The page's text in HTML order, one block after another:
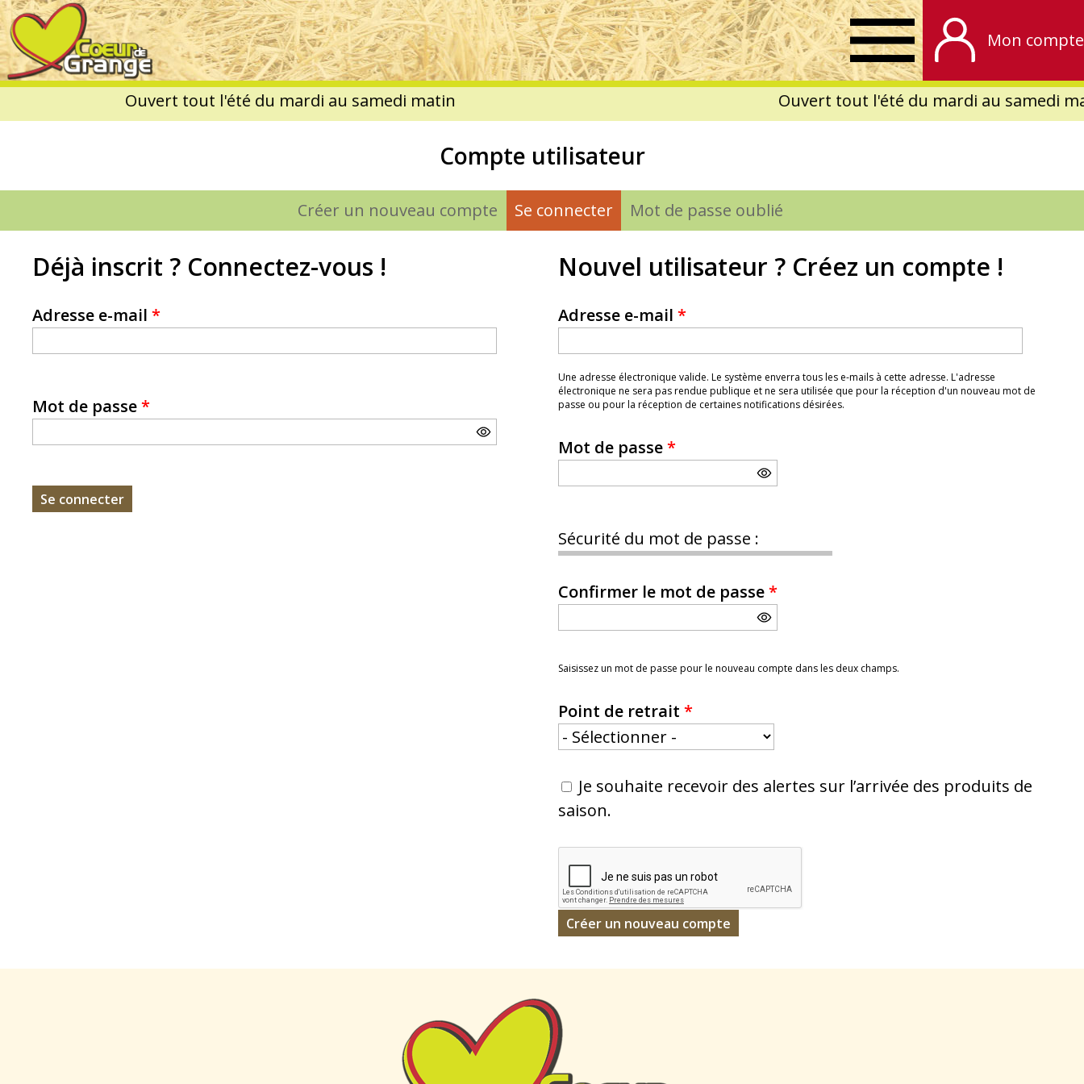
Coeur
de
Grange
Mon compte
Ouvert tout l'été du mardi au samedi
Compte utilisateur
Onglets
principaux
Créer un nouveau compte Se connecter(onglet actif)
Mot de passe oublié
Déjà inscrit ? Connectez-vous !
Adresse e-mail *
Mot de passe*
Nouvel utilisateur ? Créez un compte !
Adresse e-mail *
Une adresse électronique valide. Le système enverra tous les e-mails à cette adresse. L'adresse
électronique ne sera pas rendue publique et ne sera utilisée que pour la réception d'un nouveau mot de
passe ou pour la réception de certaines notifications désirées.
Mot de passe*
Sécurité du mot de passe :
Confirmer le mot de passe*
Saisissez un mot de passe pour le nouveau compte dans les deux champs.
Point de retrait *
Je souhaite recevoir des alertes sur l’arrivée des produits de
saison.